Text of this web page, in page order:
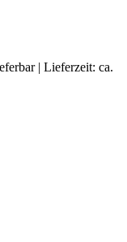
| Lieferzeit: ca.